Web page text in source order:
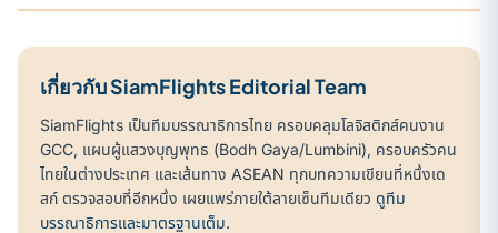
เกี่ยวกับ SiamFlights Editorial Team
SiamFlights เป็นทีมบรรณาธิการไทย ครอบคลุมโลจิสติกส์คนงาน
GCC, แผนผู้แสวงบุญพุทธ (Bodh Gaya/Lumbini), ครอบครัวคน
ไทยในต่างประเทศ และเส้นทาง ASEAN ทุกบทความเขียนที่หนึ่งเด
สก์ ตรวจสอบที่อีกหนึ่ง เผยแพร่ภายใต้ลายเซ็นทีมเดียว ดูทีม
บรรณาธิการและมาตรฐานเต็ม.